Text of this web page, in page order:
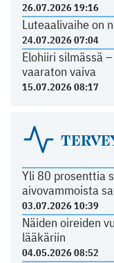
26.07.2026 19:16
Luteaalivaihe on
24.07.2026 07:04
Elohiiri silmässä
vaaraton vaiva
15.07.2026 08:17
Yli 80 prosenttia
aivovammoista
03.07.2026 10:39
Näiden oireiden
lääkäriin
04.05.2026 08:52